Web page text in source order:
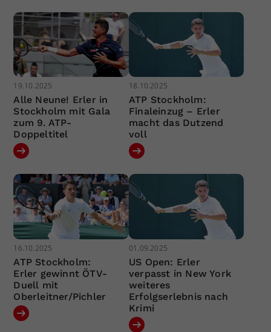
19.10.2025
Alle Neune! Erler in
Stockholm mit Gala
zum 9. ATP-
Doppeltitel
18.10.2025
ATP Stockholm:
Finaleinzug – Erler
macht das Dutzend
voll
16.10.2025
ATP Stockholm:
Erler gewinnt ÖTV-
Duell mit
Oberleitner/Pichler
01.09.2025
US Open: Erler
verpasst in New York
weiteres
Erfolgserlebnis nach
Krimi